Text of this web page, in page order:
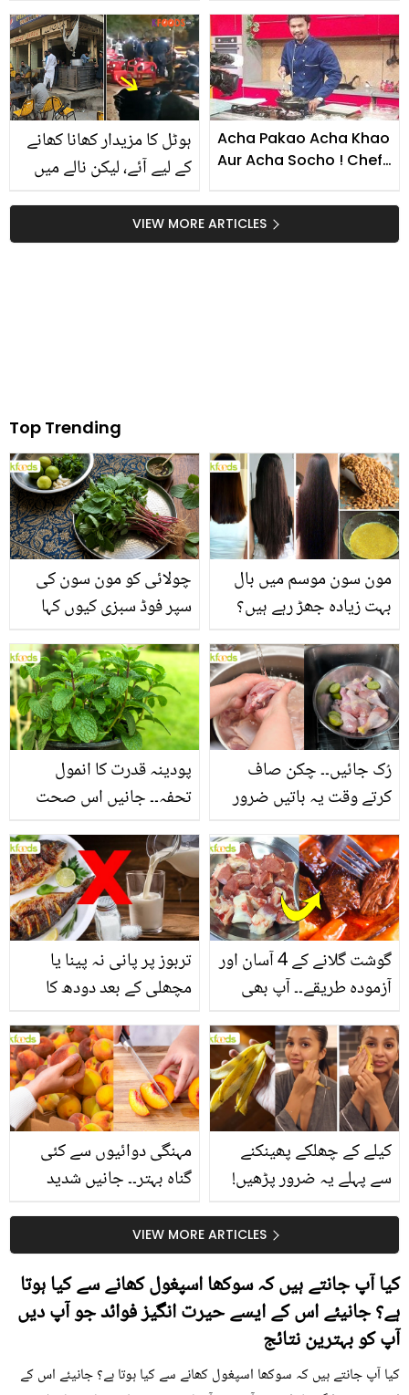
کی سادہ سی ٹپ
نے کس برانڈ کا جوڑا پہنا؟
دیکھیں نکاح کی ویڈیوز
ہوٹل کا مزیدار کھانا کھانے
کے لیے آئے، لیکن نالے میں
حادثہ کیسے پیش آیا؟
Acha Pakao Acha Khao
Aur Acha Socho ! Chef
VIEW MORE ARTICLES
Top Trending
چولائی کو مون سون کی
سپر فوڈ سبزی کیوں کہا
منرلز اور اینٹی آکسیڈنٹس
سے بھرپور اس سبزی کے
فائدے
مون سون موسم میں بال
بہت زیادہ جھڑ رہے ہیں؟
بنانے کے چند قدرتی طریقے
پودینہ قدرت کا انمول
تحفہ۔۔ جانیں اس صحت
انگیز طبی فوائد
رُک جائیں۔۔ چکن صاف
کرتے وقت یہ باتیں ضرور
تربوز پر پانی نہ پینا یا
مچھلی کے بعد دودھ کا
سے متعلق غلط فہمیوں کی
حقیقت کیا ہے اور افواہ
کیا؟
گوشت گلانے کے 4 آسان اور
آزمودہ طریقے۔۔ آپ بھی
بتائے راز
مہنگی دوائیوں سے کئی
گناہ بہتر۔۔ جانیں شدید
کیوں کھانا چاہیے؟
کیلے کے چھلکے پھینکنے
سے پہلے یہ ضرور پڑھیں!
سستا اور قدرتی حلVIEW MORE ARTICLES
کیا آپ جانتے ہیں کہ سوکھا اسپغول کھانے سے کیا ہوتا
ہے؟ جانیئے اس کے ایسے حیرت انگیز فوائد جو آپ دیں
آپ کو بہترین نتائج
کیا آپ جانتے ہیں کہ سوکھا اسپغول کھانے سے کیا ہوتا ہے؟ جانیئے اس کے